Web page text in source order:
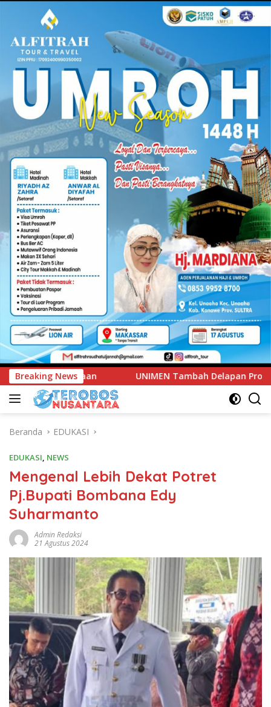
Breaking News
Delapan Program Studi Baru, Bidik Penguatan Daya
Beranda EDUKASI
EDUKASI, NEWS
Mengenal Lebih Dekat Potret
Pj.Bupati Bombana Edy
Suharmanto
Admin Redaksi
21 Agustus 2024